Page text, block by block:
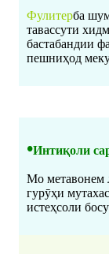
Фулитерба
тавассути
бастабандии
пешниҳод
•Интиқоли
Мо метавонем
гурӯҳи
истеҳсоли